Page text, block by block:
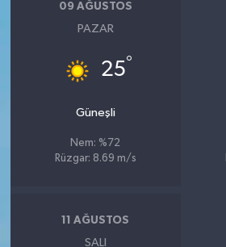
09 AĞUSTOS
PAZAR
25°
Güneşli
Nem: %72
Rüzgar: 8.69 m/s
11 AĞUSTOS
SALI